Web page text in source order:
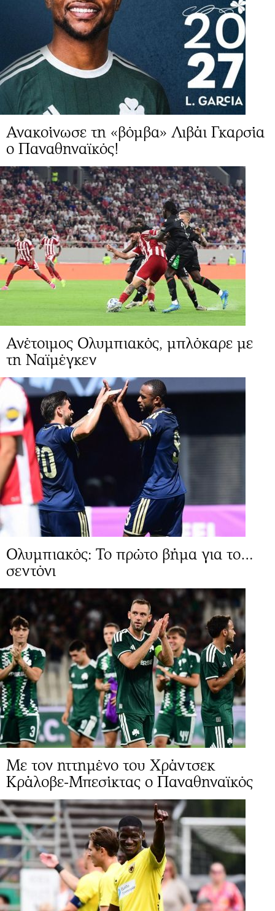
Ανακοίνωσε τη «βόμβα» Λιβάι Γκαρσία
ο Παναθηναϊκός!
Ανέτοιμος Ολυμπιακός, μπλόκαρε με
τη Ναϊμέγκεν
Ολυμπιακός: Το πρώτο βήμα για το…
σεντόνι
Με τον ηττημένο του Χράντσεκ
Κράλοβε-Μπεσίκτας ο Παναθηναϊκός